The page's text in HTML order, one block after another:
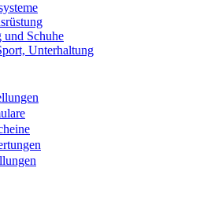
Schuhe
Unterhaltung